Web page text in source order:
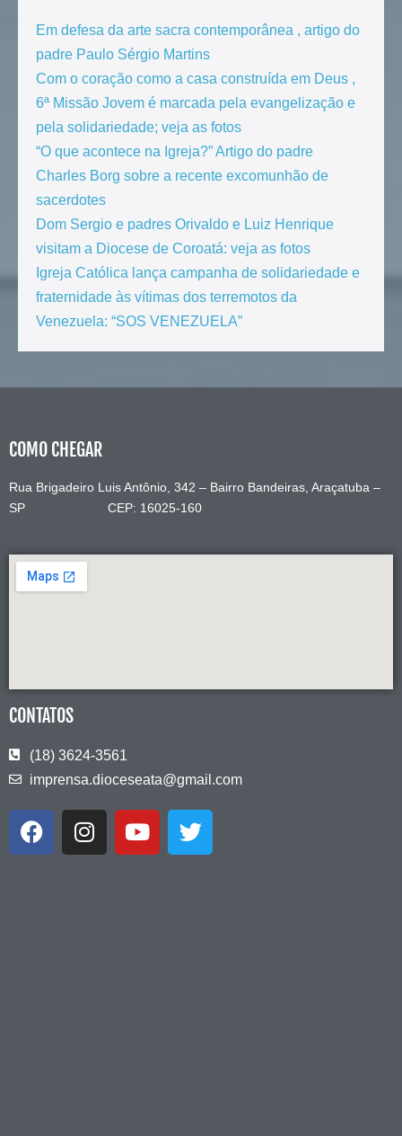
Em defesa da arte sacra contemporânea , artigo do
padre Paulo Sérgio Martins
Com o coração como a casa construída em Deus ,
6ª Missão Jovem é marcada pela evangelização e
pela solidariedade; veja as fotos
“O que acontece na Igreja?” Artigo do padre
Charles Borg sobre a recente excomunhão de
sacerdotes
Dom Sergio e padres Orivaldo e Luiz Henrique
visitam a Diocese de Coroatá: veja as fotos
Igreja Católica lança campanha de solidariedade e
fraternidade às vítimas dos terremotos da
Venezuela: “SOS VENEZUELA”
COMO CHEGAR
Rua Brigadeiro Luis Antônio, 342 – Bairro Bandeiras, Araçatuba –
SP CEP: 16025-160
CONTATOS
(18) 3624-3561
imprensa.dioceseata@gmail.com